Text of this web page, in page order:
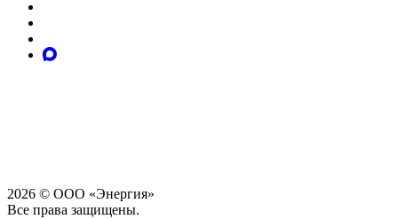
2026 © ООО «Энергия»
Все права защищены.